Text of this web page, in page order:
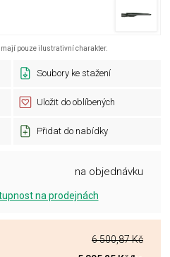
pouze ilustrativní charakter.
Soubory ke stažení
Uložit do oblíbených
Přidat do nabídky
na objednávku
na prodejnách
6 500,87 Kč